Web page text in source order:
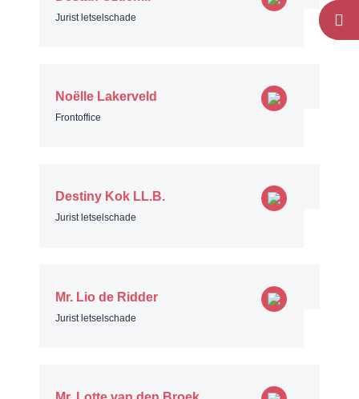
Jurist letselschade
Noëlle Lakerveld
Frontoffice
Destiny Kok LL.B.
Jurist letselschade
Mr. Lio de Ridder
Jurist letselschade